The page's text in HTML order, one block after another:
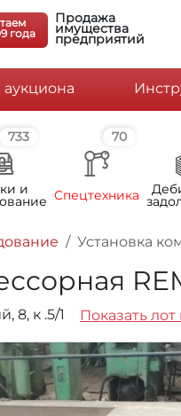
года
Продажа
имущества
предприятий
733
и
70
Спецтехника
Установка
8, к .5/1 Показать лот